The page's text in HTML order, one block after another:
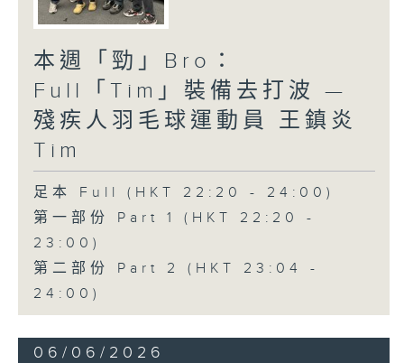
本週「勁」Bro：
Full「Tim」裝備去打波 —
殘疾人羽毛球運動員 王鎮炎
Tim
足本 Full (HKT 22:20 - 24:00)
第一部份 Part 1 (HKT 22:20 -
23:00)
第二部份 Part 2 (HKT 23:04 -
24:00)
06/06/2026